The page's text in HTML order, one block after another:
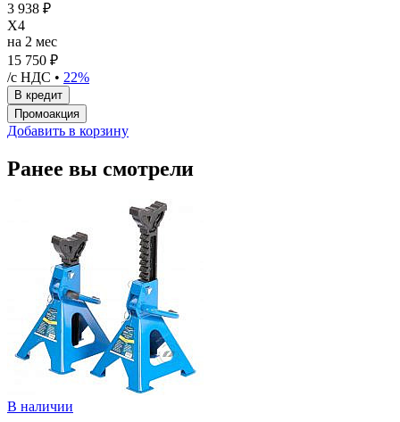
3 938 ₽
X4
на 2 мес
15 750 ₽
/с НДС • 22%
Добавить в корзину
Ранее вы смотрели
В наличии